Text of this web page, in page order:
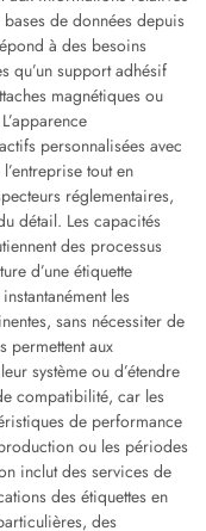
de données depuis
à des besoins
qu’un support adhésif
magnétiques ou
personnalisées avec
tout en
réglementaires,
détail. Les capacités
des processus
d’une étiquette
les
sans nécessiter de
permettent aux
système ou d’étendre
compatibilité, car les
de performance
ou les périodes
inclut des services de
des étiquettes en
des